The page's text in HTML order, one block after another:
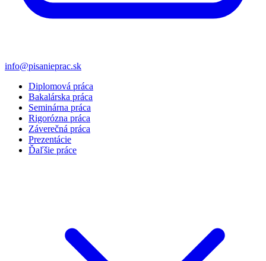
info@pisanieprac.sk
Diplomová práca
Bakalárska práca
Seminárna práca
Rigorózna práca
Záverečná práca
Prezentácie
Ďaľšie práce